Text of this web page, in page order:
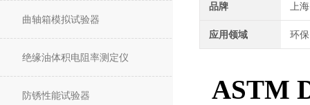
曲轴箱模拟试验器
绝缘油体积电阻率测定仪
防锈性能试验器
品牌 上
应用领域 环
ASTM